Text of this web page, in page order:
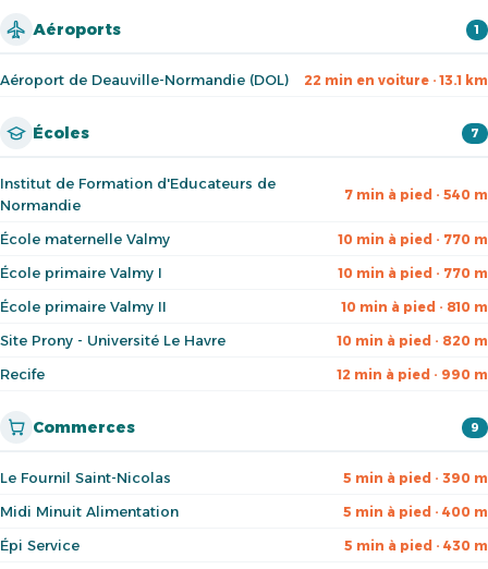
Aéroports 1
Aéroport de Deauville-Normandie (DOL) 22 min en voiture · 13.1 km
Écoles 7
Institut de Formation d'Educateurs de
Normandie
7 min à pied · 540 m
École maternelle Valmy 10 min à pied · 770 m
École primaire Valmy I 10 min à pied · 770 m
École primaire Valmy II 10 min à pied · 810 m
Site Prony - Université Le Havre 10 min à pied · 820 m
Recife 12 min à pied · 990 m
Commerces 9
Le Fournil Saint-Nicolas 5 min à pied · 390 m
Midi Minuit Alimentation 5 min à pied · 400 m
Épi Service 5 min à pied · 430 m